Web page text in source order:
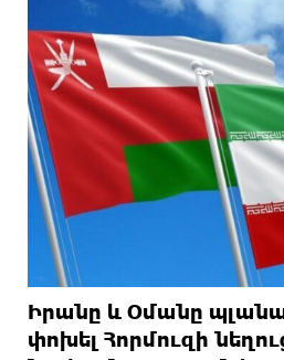
Իրանը և Օմանը
փոխել Հորմուզի